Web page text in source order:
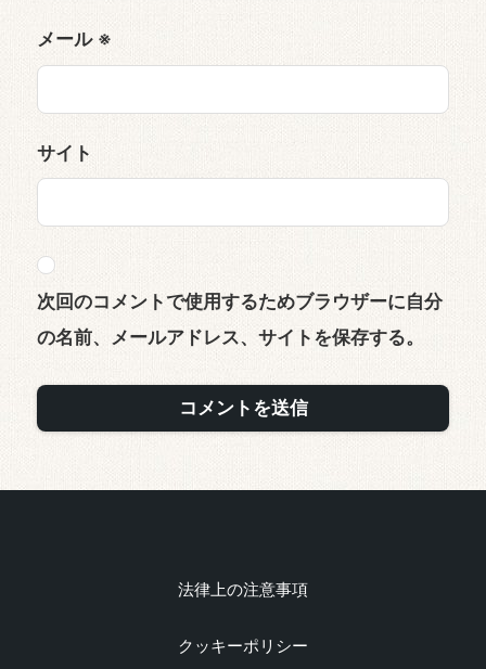
メール ※
サイト
次回のコメントで使用するためブラウザーに自分
の名前、メールアドレス、サイトを保存する。
法律上の注意事項
クッキーポリシー